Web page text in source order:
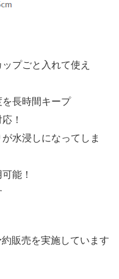
プごと入れて使え
を長時間キープ
！
水浸しになってしま
能！
販売を実施しています